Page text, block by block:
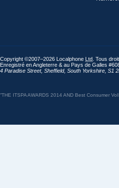
Copyright ©2007–2026 Localphone Ltd . Tous
Enregistré en Angleterre & au Pays de Galles
4 Paradise Street, Sheffield, South Yorkshire S1
“THE ITSPA AWARDS 2014 AND Best Consumer